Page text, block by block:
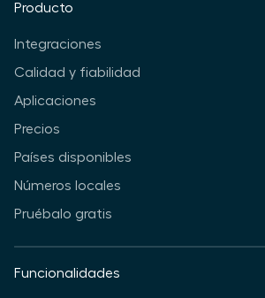
Producto
Integraciones
Calidad y fiabilidad
Aplicaciones
Precios
Países disponibles
Números locales
Pruébalo gratis
Funcionalidades